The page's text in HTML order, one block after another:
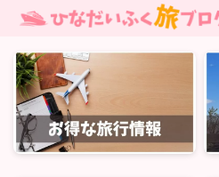
MENU
お得旅行・旅クーポン